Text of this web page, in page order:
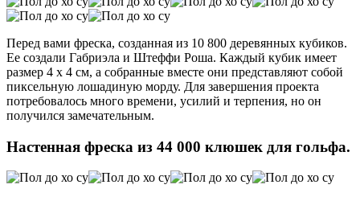
Перед вами фреска, созданная из 10 800 деревянных кубиков.
Ее создали Габриэла и Штеффи Роша. Каждый кубик имеет
размер 4 х 4 см, а собранные вместе они представляют собой
пиксельную лошадиную морду. Для завершения проекта
потребовалось много времени, усилий и терпения, но он
получился замечательным.
Настенная фреска из 44 000 клюшек для гольфа.